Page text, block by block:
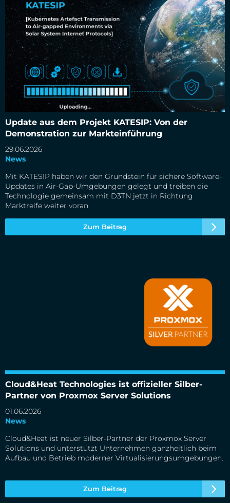
Update aus dem Projekt KATESIP: Von der
Demonstration zur Markteinführung
29.06.2026
News
Mit KATESIP haben wir den Grundstein für sichere Software-
Updates in Air-Gap-Umgebungen gelegt und treiben die
Technologie gemeinsam mit D3TN jetzt in Richtung
Marktreife weiter voran.
Zum Beitrag
Update aus dem Projekt KATESIP: Von der Demonstration
Cloud&Heat Technologies ist offizieller Silber-
Partner von Proxmox Server Solutions
01.06.2026
News
Cloud&Heat ist neuer Silber-Partner der Proxmox Server
Solutions und unterstützt Unternehmen ganzheitlich beim
Aufbau und Betrieb moderner Virtualisierungsumgebungen.
Zum Beitrag
Cloud&Heat Technologies ist offizieller Silber-Partner von